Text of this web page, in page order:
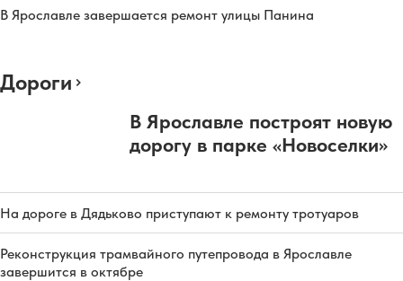
В Ярославле завершается ремонт улицы Панина
Дороги
В Ярославле построят новую
дорогу в парке «Новоселки»
На дороге в Дядьково приступают к ремонту тротуаров
Реконструкция трамвайного путепровода в Ярославле
завершится в октябре